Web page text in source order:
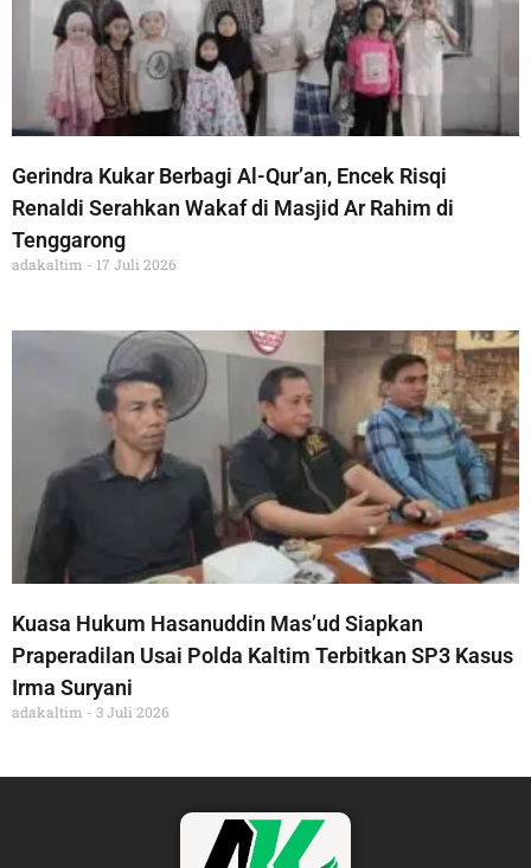
Gerindra Kukar Berbagi Al-Qur’an, Encek Risqi
Renaldi Serahkan Wakaf di Masjid Ar Rahim di
Tenggarong
adakaltim 17 Juli 2026
Kuasa Hukum Hasanuddin Mas’ud Siapkan
Praperadilan Usai Polda Kaltim Terbitkan SP3 Kasus
Irma Suryani
adakaltim 3 Juli 2026